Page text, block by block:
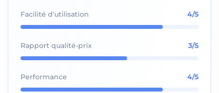
Facilité d'utilisation 4/5
Rapport qualité-prix 3/5
Performance 4/5